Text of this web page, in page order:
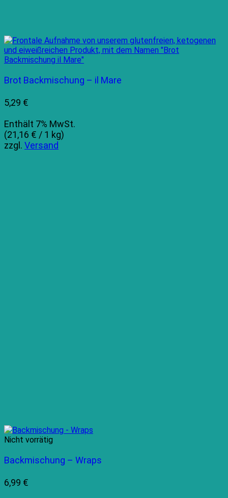
Brot Backmischung – il Mare
5,29 €
Enthält 7% MwSt.
(21,16 € / 1 kg)
zzgl. Versand
Nicht vorrätig
Backmischung – Wraps
6,99 €